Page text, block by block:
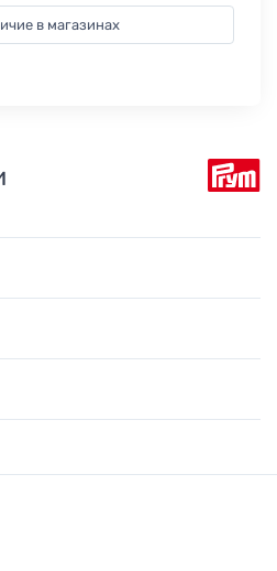
в магазинах